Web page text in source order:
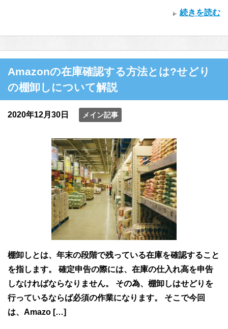
続きを読む
Amazonの在庫確認する方法とは?せどり
の棚卸しについて解説
2020年12月30日 メイン記事
棚卸しとは、年末の段階で残っている在庫を確認すること
を指します。 確定申告の際には、在庫の仕入れ高を申告
しなければならなりません。 その為、棚卸しはせどりを
行っているならば必須の作業になります。 そこで今回
は、Amazo […]